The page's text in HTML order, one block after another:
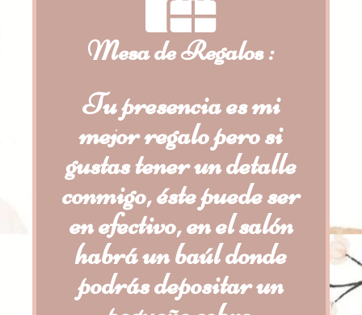
Mesa de Regalos :
Tu presencia es mi
mejor regalo pero si
gustas tener un detalle
conmigo, éste puede ser
en efectivo, en el salón
habrá un baúl donde
podrás depositar un